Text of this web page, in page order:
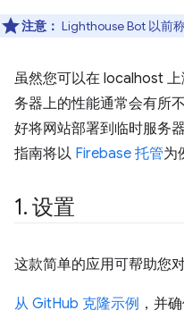
注意： Lighthouse Bot 以前
虽然您可以在 localhost
务器上的性能通常会有所
好将网站部署到临时服务
指南将以 Firebase 托管为
1. 设置
这款简单的应用可帮助您
从 GitHub 克隆示例 ，并